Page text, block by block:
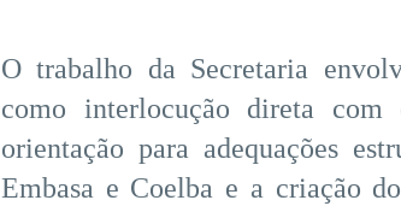
O trabalho da Secretaria
como interlocução direta com
orientação para adequações
Embasa e Coelba e a criação